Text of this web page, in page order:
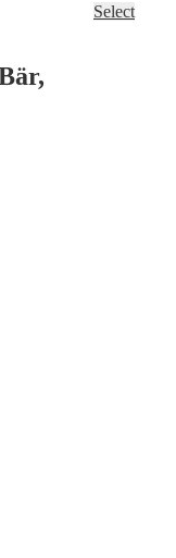
Select